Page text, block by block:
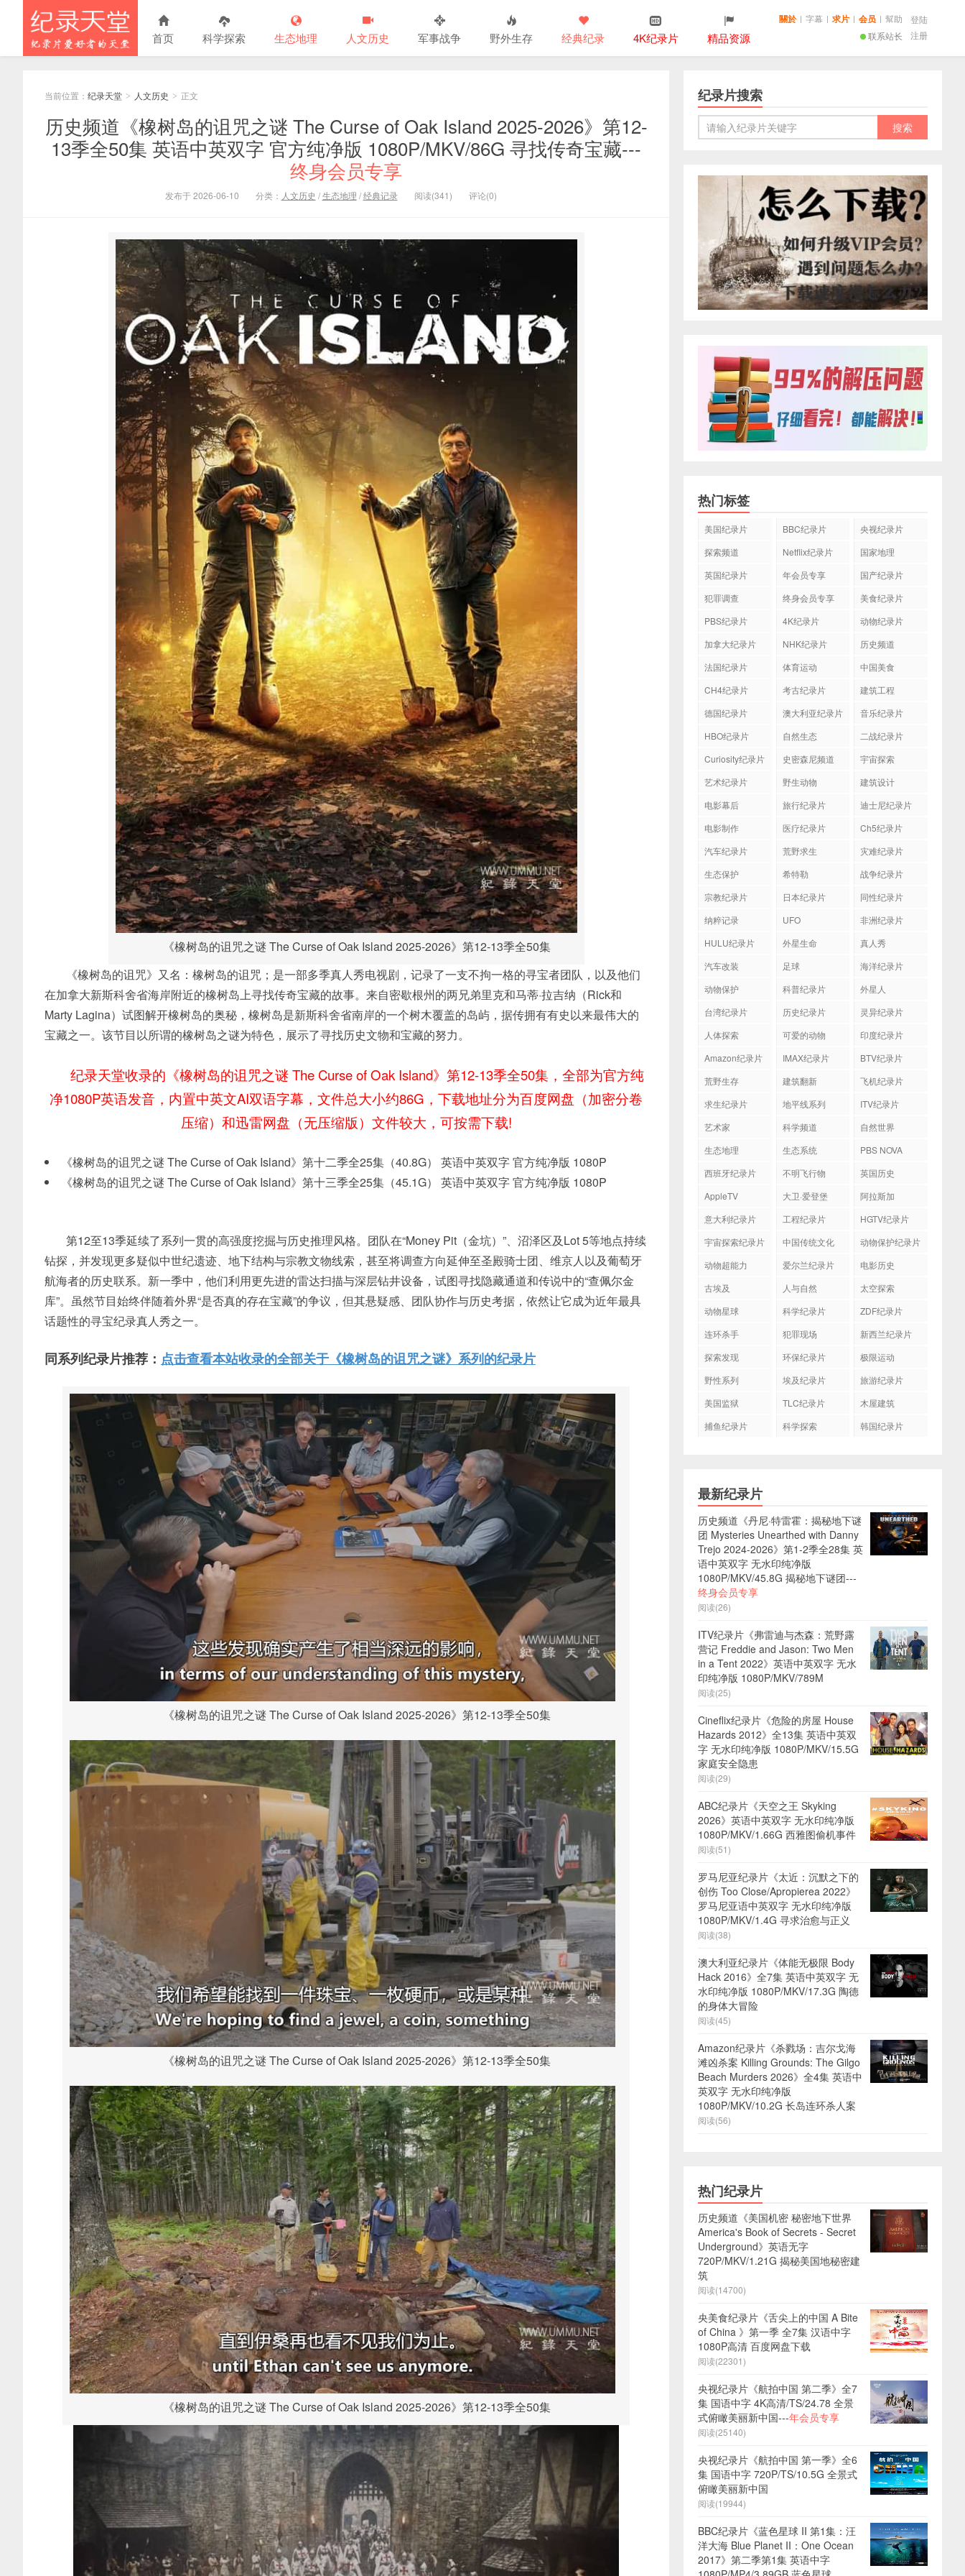
首页 科学探索 生态地理 人文历史 军事战争 野外生存 经典纪录 4K纪录片 精品资源 联系站长
關於 | 字幕 | 求片 | 会员 | 幫助
登陆
注册
当前位置： 纪录天堂 > 人文历史 > 正文
历史频道《橡树岛的诅咒之谜 The Curse of Oak Island 2025-2026》第12-
13季全50集 英语中英双字 官方纯净版 1080P/MKV/86G 寻找传奇宝藏---
终身会员专享
发布于 2026-06-10 分类： 人文历史 /生态地理 /经典记录 阅读(341) 评论(0)
《橡树岛的诅咒之谜 The Curse of Oak Island 2025-2026》第12-13季全50集
《橡树岛的诅咒》又名：橡树岛的诅咒；是一部多季真人秀电视剧，记录了一支不拘一格的寻宝者团队，以及他们
在加拿大新斯科舍省海岸附近的橡树岛上寻找传奇宝藏的故事。来自密歇根州的两兄弟里克和马蒂·拉吉纳（Rick和
Marty Lagina）试图解开橡树岛的奥秘，橡树岛是新斯科舍省南岸的一个树木覆盖的岛屿，据传拥有有史以来最伟大的
宝藏之一。该节目以所谓的橡树岛之谜为特色，展示了寻找历史文物和宝藏的努力。
纪录天堂收录的《橡树岛的诅咒之谜 The Curse of Oak Island》第12-13季全50集，全部为官方纯
净1080P英语发音，内置中英文AI双语字幕，文件总大小约86G，下载地址分为百度网盘（加密分卷
压缩）和迅雷网盘（无压缩版）文件较大，可按需下载!
《橡树岛的诅咒之谜 The Curse of Oak Island》第十二季全25集（40.8G） 英语中英双字 官方纯净版 1080P
《橡树岛的诅咒之谜 The Curse of Oak Island》第十三季全25集（45.1G） 英语中英双字 官方纯净版 1080P
第12至13季延续了系列一贯的高强度挖掘与历史推理风格。团队在“Money Pit（金坑）”、沼泽区及Lot 5等地点持续
钻探，并发现更多疑似中世纪遗迹、地下结构与宗教文物线索，甚至将调查方向延伸至圣殿骑士团、维京人以及葡萄牙
航海者的历史联系。新一季中，他们利用更先进的雷达扫描与深层钻井设备，试图寻找隐藏通道和传说中的“查佩尔金
库”。虽然节目始终伴随着外界“是否真的存在宝藏”的争议，但其悬疑感、团队协作与历史考据，依然让它成为近年最具
话题性的寻宝纪录真人秀之一。
同系列纪录片推荐： 点击查看本站收录的全部关于《橡树岛的诅咒之谜》系列的纪录片
《橡树岛的诅咒之谜 The Curse of Oak Island 2025-2026》第12-13季全50集
《橡树岛的诅咒之谜 The Curse of Oak Island 2025-2026》第12-13季全50集
《橡树岛的诅咒之谜 The Curse of Oak Island 2025-2026》第12-13季全50集
纪录片搜索
热门标签
美国纪录片 BBC纪录片
央视纪录片
探索频道
Netflix纪录片
国家地理
英国纪录片
年会员专享
国产纪录片
犯罪调查
终身会员专享
美食纪录片
PBS纪录片
4K纪录片
动物纪录片
加拿大纪录片
NHK纪录片
历史频道
法国纪录片
体育运动
中国美食
CH4纪录片
考古纪录片
建筑工程
德国纪录片
澳大利亚纪录片
音乐纪录片
HBO纪录片
自然生态
二战纪录片
Curiosity纪录片
史密森尼频道
宇宙探索
艺术纪录片
野生动物
建筑设计
电影幕后
旅行纪录片
迪士尼纪录片
电影制作
医疗纪录片
Ch5纪录片
汽车纪录片
荒野求生
灾难纪录片
生态保护
希特勒
战争纪录片
宗教纪录片
日本纪录片
同性纪录片
纳粹记录
UFO
非洲纪录片
HULU纪录片
外星生命
真人秀
汽车改装
足球
海洋纪录片
动物保护
科普纪录片
外星人
台湾纪录片
历史纪录片
灵异纪录片
人体探索
可爱的动物
印度纪录片
Amazon纪录片
IMAX纪录片
BTV纪录片
荒野生存
建筑翻新
飞机纪录片
求生纪录片
地平线系列
ITV纪录片
艺术家
科学频道
自然世界
生态地理
生态系统
PBS NOVA
西班牙纪录片
不明飞行物
英国历史
AppleTV
大卫·爱登堡
阿拉斯加
意大利纪录片
工程纪录片
HGTV纪录片
宇宙探索纪录片
中国传统文化
动物保护纪录片
动物超能力
爱尔兰纪录片
电影历史
古埃及
人与自然
太空探索
动物星球
科学纪录片
ZDF纪录片
连环杀手
犯罪现场
新西兰纪录片
探索发现
环保纪录片
极限运动
野性系列
埃及纪录片
旅游纪录片
美国监狱
TLC纪录片
木屋建筑
捕鱼纪录片
科学探索 韩国纪录片
最新纪录片
历史频道《丹尼·特雷霍：揭秘地下谜
团 Mysteries Unearthed with Danny
Trejo 2024-2026》第1-2季全28集 英
语中英双字 无水印纯净版
1080P/MKV/45.8G 揭秘地下谜团---
终身会员专享
阅读(26)
ITV纪录片《弗雷迪与杰森：荒野露
营记 Freddie and Jason: Two Men
in a Tent 2022》英语中英双字 无水
印纯净版 1080P/MKV/789M
阅读(25)
Cineflix纪录片《危险的房屋 House
Hazards 2012》全13集 英语中英双
字 无水印纯净版 1080P/MKV/15.5G
家庭安全隐患
阅读(29)
ABC纪录片《天空之王 Skyking
2026》英语中英双字 无水印纯净版
1080P/MKV/1.66G 西雅图偷机事件
阅读(51)
罗马尼亚纪录片《太近：沉默之下的
创伤 Too Close/Apropierea 2022》
罗马尼亚语中英双字 无水印纯净版
1080P/MKV/1.4G 寻求治愈与正义
阅读(38)
澳大利亚纪录片《体能无极限 Body
Hack 2016》全7集 英语中英双字 无
水印纯净版 1080P/MKV/17.3G 陶德
的身体大冒险
阅读(45)
Amazon纪录片《杀戮场：吉尔戈海
滩凶杀案 Killing Grounds: The Gilgo
Beach Murders 2026》全4集 英语中
英双字 无水印纯净版
1080P/MKV/10.2G 长岛连环杀人案
阅读(56)
热门纪录片
历史频道《美国机密 秘密地下世界
America's Book of Secrets - Secret
Underground》英语无字
720P/MKV/1.21G 揭秘美国地秘密建
筑
阅读(14700)
央美食纪录片《舌尖上的中国 A Bite
of China 》第一季 全7集 汉语中字
1080P高清 百度网盘下载
阅读(22301)
央视纪录片《航拍中国 第二季》全7
集 国语中字 4K高清/TS/24.78 全景
式俯瞰美丽新中国---年会员专享
阅读(25140)
央视纪录片《航拍中国 第一季》全6
集 国语中字 720P/TS/10.5G 全景式
俯瞰美丽新中国
阅读(19944)
BBC纪录片《蓝色星球 II 第1集：汪
洋大海 Blue Planet II：One Ocean
2017》第二季第1集 英语中字